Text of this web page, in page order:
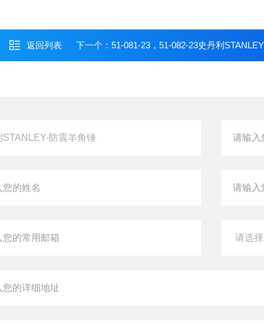
返回列表 下一个： 51-081-23，51-082-23史丹利STANLEY-钢柄羊角锤